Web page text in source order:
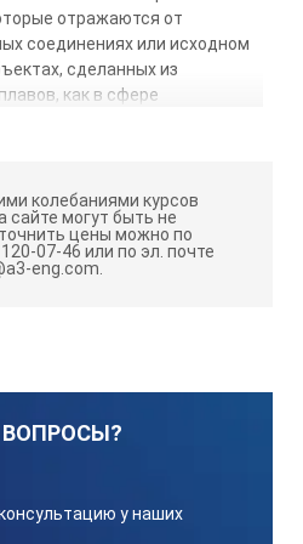
отражаются от
соединениях или исходном
сделанных из
как в сфере
так и при эксплуатации
в создании
внутри материала объекта,
а также в захвате эхо-
и устройством
включая те, что работают
массива, а также порты
колебаниями курсов
сайте могут быть не
цены можно по
07-46 или по эл. почте
eng.com.
ВОПРОСЫ?
у наших